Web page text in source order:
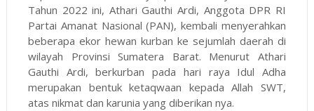
Tahun 2022 ini, Athari Gauthi Ardi, Anggota DPR RI
Partai Amanat Nasional (PAN), kembali menyerahkan
beberapa ekor hewan kurban ke sejumlah daerah di
wilayah Provinsi Sumatera Barat. Menurut Athari
Gauthi Ardi, berkurban pada hari raya Idul Adha
merupakan bentuk ketaqwaan kepada Allah SWT,
atas nikmat dan karunia yang diberikan nya.